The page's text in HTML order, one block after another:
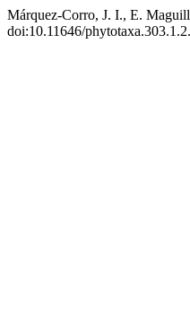
Márquez-Corro, J. I., E.
doi:10.11646/phytotaxa.303.1.2.